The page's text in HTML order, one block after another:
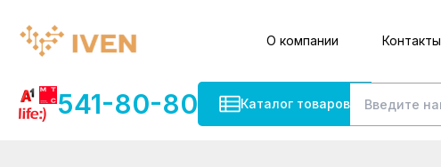
О компании Контакты
541-80-80 Каталог товаров